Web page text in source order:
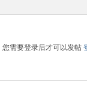
您需要登录后才可以发帖